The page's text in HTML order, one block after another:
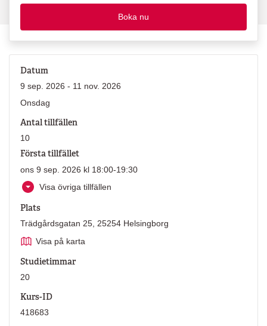
Boka nu
Datum
9 sep. 2026 - 11 nov. 2026
Onsdag
Antal tillfällen
10
Första tillfället
ons 9 sep. 2026 kl 18:00-19:30
Visa övriga tillfällen
Plats
Trädgårdsgatan 25, 25254 Helsingborg
Visa på karta
Studietimmar
20
Kurs-ID
418683